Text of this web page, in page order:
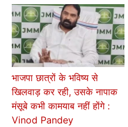
भाजपा छात्रों के भविष्य से
खिलवाड़ कर रही, उसके नापाक
मंसूबे कभी कामयाब नहीं होंगे :
Vinod Pandey